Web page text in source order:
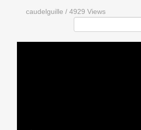
caudelguille /4929 Views